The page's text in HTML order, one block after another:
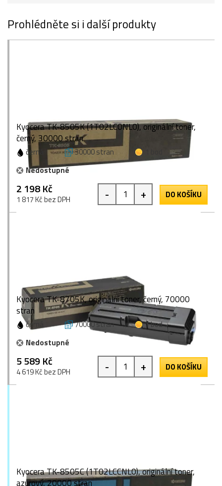
Prohlédněte si i další produkty
Kyocera TK-8505K (1T02LC0NL0), originální toner,
černý, 30000 stran
černá 30000 stran
Nedostupné
2 198 Kč
1 817 Kč bez DPH - + DO KOŠÍKU
Kyocera TK-8705K, originální toner, černý, 70000
stran
černá 70000 stran
1 bod
Nedostupné
5 589 Kč
4 619 Kč bez DPH - + DO KOŠÍKU
Kyocera TK-8505C (1T02LCCNL0), originální toner,
azurový, 20000 stran